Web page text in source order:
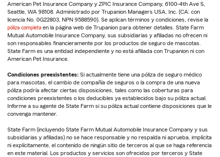
American Pet Insurance Company y ZPIC Insurance Company, 6100-4th Ave S,
Seattle, WA 98108. Administrado por Trupanion Managers USA, Inc. (CA: con
licencia No. 0G22803, NPN 9588590). Se aplican términos y condiciones, revise la
póliza completa en la página web de Trupanion para obtener detalles. State Farm
Mutual Automobile Insurance Company, sus subsidiarias y afiliadas no ofrecen ni
son responsables financieramente por los productos de seguro de mascotas.
State Farm es una entidad independiente y no está afiliada con Trupanion ni con
American Pet Insurance.
Condiciones preexistentes: Si actualmente tiene una póliza de seguro médico
para mascotas, el cambio de compañía de seguros o la compra de una nueva
póliza podría afectar ciertas disposiciones, tales como las coberturas para
condiciones preexistentes o los deducibles ya establecidos bajo su póliza actual.
Informe a su agente de State Farm si su póliza actual contiene disposiciones que le
convenga mantener.
State Farm (incluyendo State Farm Mutual Automobile Insurance Company y sus
subsidiarias y afiliadas) no se hace responsable y no respalda ni aprueba, implícita
ni explícitamente, el contenido de ningún sitio de terceros al que se haga referencia
en este material. Los productos y servicios son ofrecidos por terceros y State